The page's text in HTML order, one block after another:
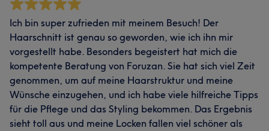
Ich bin super zufrieden mit meinem Besuch! Der
Haarschnitt ist genau so geworden, wie ich ihn mir
vorgestellt habe. Besonders begeistert hat mich die
kompetente Beratung von Foruzan. Sie hat sich viel Zeit
genommen, um auf meine Haarstruktur und meine
Wünsche einzugehen, und ich habe viele hilfreiche Tipps
für die Pflege und das Styling bekommen. Das Ergebnis
sieht toll aus und meine Locken fallen viel schöner als